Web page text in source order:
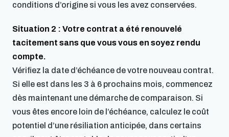
conditions d’origine si vous les avez conservées.
Situation 2 : Votre contrat a été renouvelé
tacitement sans que vous vous en soyez rendu
compte.
Vérifiez la date d’échéance de votre nouveau contrat.
Si elle est dans les 3 à 6 prochains mois, commencez
dès maintenant une démarche de comparaison. Si
vous êtes encore loin de l’échéance, calculez le coût
potentiel d’une résiliation anticipée, dans certains